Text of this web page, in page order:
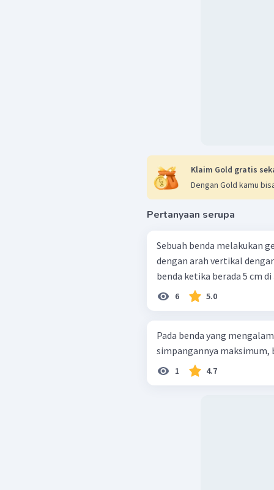
Klaim Gold gratis
Dengan Gold kamu
Pertanyaan serupa
Sebuah benda melakukan
dengan arah vertikal
benda ketika berada 5 cm
6 5.0
Pada benda yang
simpangannya maksimum,
1 4.7